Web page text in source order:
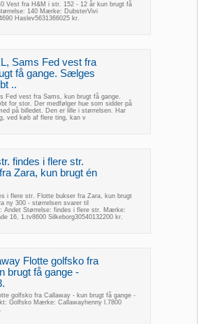
Vest fra H&M i str. 152 - 12 år kun brugt få
140 Mærke: DubsterVivi
Haslev5631366025 kr.
Sams Fed vest fra
få gange. Sælges
..
Fed vest fra Sams, kun brugt få gange.
for stor. Der medfølger hue som sidder på
på billedet. Den er lille i størrelsen. Har
ved køb af flere ting, kan v
findes i flere str.
Zara, kun brugt én
i flere str. Flotte bukser fra Zara, kun brugt
ny 300 - størrelsen svarer til
Andet Størrelse: findes i flere str. Mærke:
16, 1.tv8600 Silkeborg30540132200 kr.
Flotte golfsko fra
brugt få gange -
golfsko fra Callaway - kun brugt få gange -
Golfsko Mærke: Callawayhenny l.7800